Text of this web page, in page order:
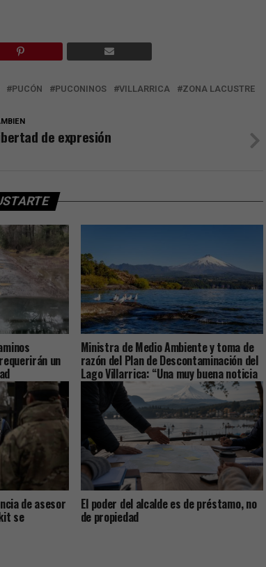
PUCÓN PUCONINOS VILLARRICA ZONA LACUSTRE
de expresión
un
Ministra de Medio Ambiente y toma de
razón del Plan de Descontaminación del
Lago Villarrica: “Una muy buena noticia
para La Araucanía y el país”
de asesor
se
El poder del alcalde es de préstamo, no
de propiedad